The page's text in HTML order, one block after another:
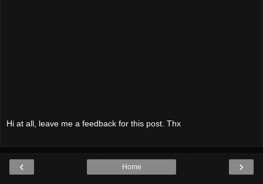
Hi at all, leave me a feedback for this post. Thx
‹ ›
Home